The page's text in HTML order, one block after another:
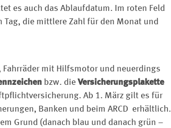
es auch das Ablaufdatum. Im roten Feld
die mittlere Zahl für den Monat und
mit Hilfsmotor und neuerdings
bzw. die Ver­sicherungsplakette
Ab 1. März gilt es für
Banken und beim ARCD erhältlich.
Grund (danach blau und danach grün –